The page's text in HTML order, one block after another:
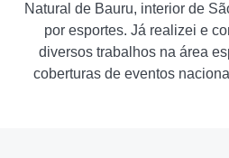
Natural de Bauru, interior de
por esportes. Já realizei e
diversos trabalhos na área
coberturas de eventos